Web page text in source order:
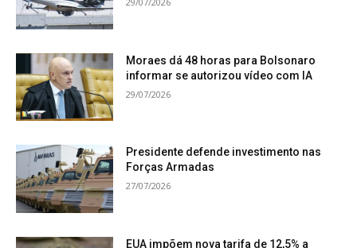
Moraes dá 48 horas para Bolsonaro
informar se autorizou vídeo com IA
29/07/2026
Presidente defende investimento nas
Forças Armadas
27/07/2026
EUA impõem nova tarifa de 12,5% a